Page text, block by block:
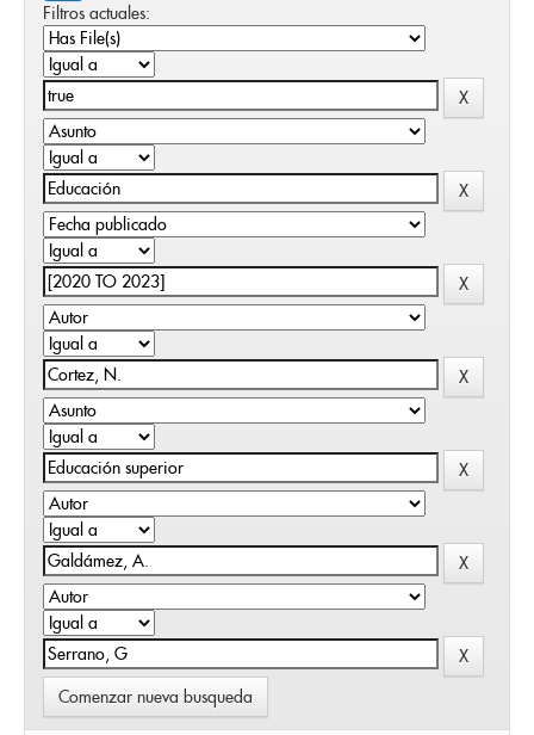
Filtros actuales:
Comenzar nueva busqueda